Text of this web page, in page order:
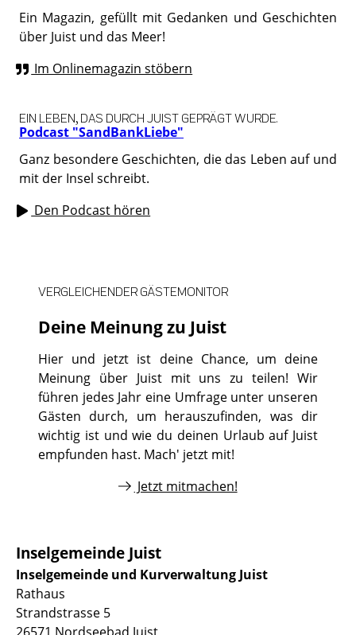
Ein Magazin, gefüllt mit Gedanken und Geschichten
über Juist und das Meer!
Im Onlinemagazin stöbern
Podcast "SandBankLiebe"
EIN LEBEN, DAS DURCH JUIST GEPRÄGT WURDE.
Ganz besondere Geschichten, die das Leben auf und
mit der Insel schreibt.
Den Podcast hören
Deine Meinung zu Juist
VERGLEICHENDER GÄSTEMONITOR
Hier und jetzt ist deine Chance, um deine
Meinung über Juist mit uns zu teilen! Wir
führen jedes Jahr eine Umfrage unter unseren
Gästen durch, um herauszufinden, was dir
wichtig ist und wie du deinen Urlaub auf Juist
empfunden hast. Mach' jetzt mit!
Jetzt mitmachen!
Inselgemeinde Juist
Inselgemeinde und Kurverwaltung Juist
Rathaus
Strandstrasse 5